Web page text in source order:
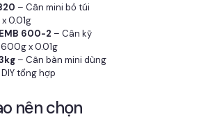
– Cân mini bỏ túi
0.01g
600-2 – Cân kỹ
x 0.01g
– Cân bàn mini dùng
tổng hợp
nên chọn